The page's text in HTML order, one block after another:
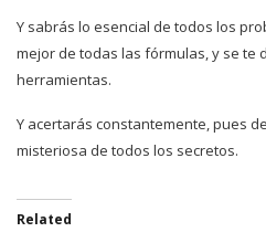
Y sabrás lo esencial de todos los
mejor de todas las fórmulas, y se te
herramientas.
Y acertarás constantemente, pues
misteriosa de todos los secretos.
Related